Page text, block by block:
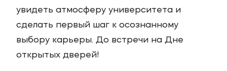
увидеть атмосферу университета и
сделать первый шаг к осознанному
выбору карьеры. До встречи на Дне
открытых дверей!